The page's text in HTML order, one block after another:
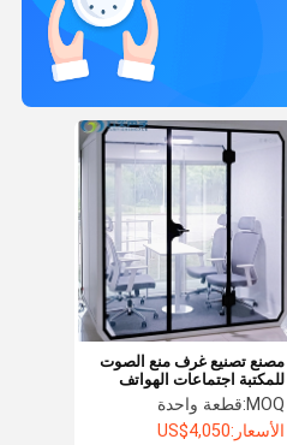
مصنع تصنيع غرف منع الصوت
للمكتبة اجتماعات الهواتف
المحمولة للبيع
MOQ: قطعة واحدة
الأسعار:US$4,050